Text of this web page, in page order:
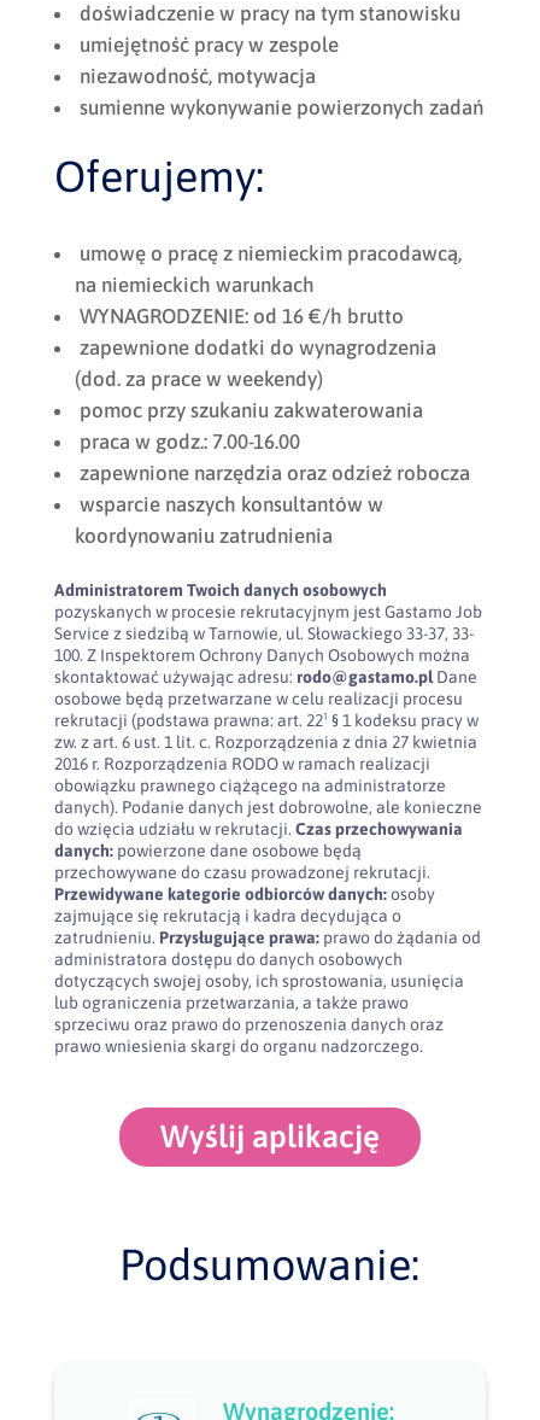
doświadczenie w pracy na tym stanowisku
umiejętność pracy w zespole
niezawodność, motywacja
sumienne wykonywanie powierzonych zadań
Oferujemy:
umowę o pracę z niemieckim pracodawcą,
na niemieckich warunkach
WYNAGRODZENIE: od 16 €/h brutto
zapewnione dodatki do wynagrodzenia
(dod. za prace w weekendy)
pomoc przy szukaniu zakwaterowania
praca w godz.: 7.00-16.00
zapewnione narzędzia oraz odzież robocza
wsparcie naszych konsultantów w
koordynowaniu zatrudnienia
Administratorem Twoich danych osobowych
pozyskanych w procesie rekrutacyjnym jest Gastamo Job
Service z siedzibą w Tarnowie, ul. Słowackiego 33-37, 33-
100. Z Inspektorem Ochrony Danych Osobowych można
skontaktować używając adresu: rodo@gastamo.plDane
osobowe będą przetwarzane w celu realizacji procesu
rekrutacji (podstawa prawna: art. 22¹ § 1 kodeksu pracy w
zw. z art. 6 ust. 1 lit. c. Rozporządzenia z dnia 27 kwietnia
2016 r. Rozporządzenia RODO w ramach realizacji
obowiązku prawnego ciążącego na administratorze
danych). Podanie danych jest dobrowolne, ale konieczne
do wzięcia udziału w rekrutacji. Czas przechowywania
danych:powierzone dane osobowe będą
przechowywane do czasu prowadzonej rekrutacji.
Przewidywane kategorie odbiorców danych:osoby
zajmujące się rekrutacją i kadra decydująca o
zatrudnieniu. Przysługujące prawa:prawo do żądania od
administratora dostępu do danych osobowych
dotyczących swojej osoby, ich sprostowania, usunięcia
lub ograniczenia przetwarzania, a także prawo
sprzeciwu oraz prawo do przenoszenia danych oraz
prawo wniesienia skargi do organu nadzorczego.
Wyślij aplikację
Podsumowanie:
Wynagrodzenie: